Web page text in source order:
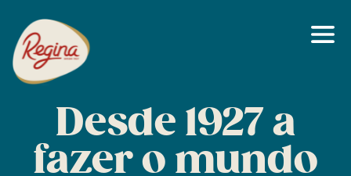
Fantasias
Vintage
Desde 1927 a
fazer o mundo